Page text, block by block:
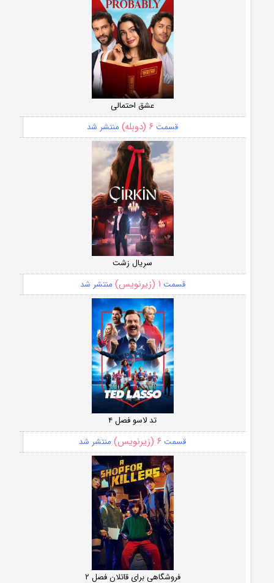
عشق احتمالی
قسمت ۶ (دوبله) منتشر شد
سریال زشت
قسمت ۱ (زیرنویس) منتشر شد
تد لاسو فصل ۴
قسمت ۶ (زیرنویس) منتشر شد
فروشگاهی برای قاتلان فصل ۲